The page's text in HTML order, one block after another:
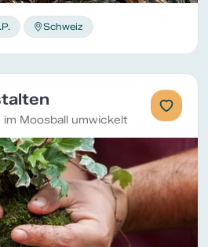
Schweiz
Moosball umwickelt